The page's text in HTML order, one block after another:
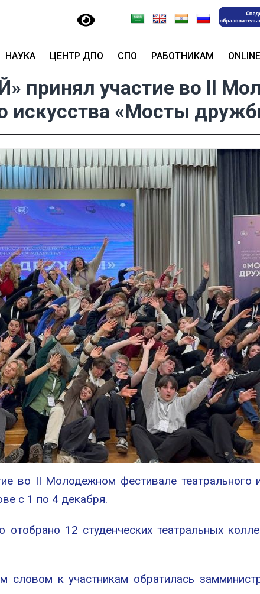
НАУКА ЦЕНТР ДПО СПО РАБОТНИКАМ
принял участие во II
искусства «Мосты
во II Молодежном фестивале театрального
с 1 по 4 декабря.
12 студенческих театральных
словом к участникам обратилась